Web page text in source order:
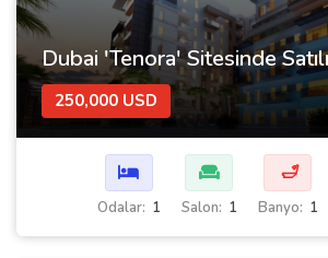
250,000 USD
Odalar: 1 Salon: 1
🛁
Banyo: 1